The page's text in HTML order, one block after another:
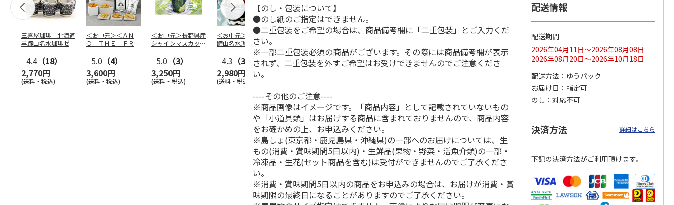
三喜屋珈琲 北海道
羊蹄山名水珈琲ゼリ
4.4 （18）
2,770円
(送料・税込)
＜お中元＞＜ＡＮ
Ｄ ＴＨＥ ＦＲＩ
ト５種
…
5.0 （4）
3,600円
(送料・税込)
＜お中元＞長野県産
シャインマスカット
5.0 （3）
3,250円
(送料・税込)
＜お中元＞北海道羊
蹄山名水珈琲ゼリー
4.3 （3）
2,980円
(送料・税込)
＜お中元＞＜ひとと
ュレパフェ～国産フ
ルー…
4.7（10）
＜お中元＞＜銀座千
個
5.0（5）
バンホーテン「チョ
ーション」
30g×21
…
＜沼津深海プリン工
プリンセット
【冷凍】三國シェフ
6個セット(クレー…
5.0（4）
4,320円
(送料・税込)
くちバーム詰合せ
４種…
【のし・包装について】
●のし紙のご指定はできません。
●二重包装をご希望の場合は、商品備考欄に「二重包装」とご入力くだ
さい。
※一部二重包装必須の商品がございます。その際には商品備考欄が表示
されず、二重包装を外すご希望はお受けできませんのでご注意くださ
い。
----その他のご注意----
※商品画像はイメージです。「商品内容」として記載されていないもの
や「小道具類」はお届けする商品に含まれておりませんので、商品内容
をお確かめの上、お申込みください。
※島しょ(東京都・鹿児島県・沖縄県)の一部へのお届けについては、生
もの(消費・賞味期間5日以内)・生鮮品(果物・野菜・活魚介類)の一部・
冷凍品・生花(セット商品を含む)は受付ができませんのでご了承くださ
い。
※消費・賞味期間5日以内の商品をお申込みの場合は、お届けが消費・賞
味期限の最終日になることがありますのでご了承ください。
配送情報
配送期間
2026年04月11日～2026年08月08日
2026年08月20日～2026年10月18日
配送方法
ゆうパック
お届け日
指定可
のし
対応不可
決済方法 詳細はこちら
下記の決済方法がご利用頂けます。